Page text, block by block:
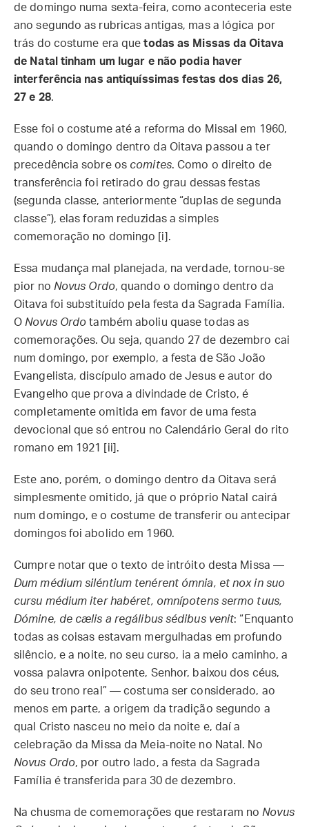
de domingo numa sexta-feira, como aconteceria este
ano segundo as rubricas antigas, mas a lógica por
trás do costume era quetodas as Missas da Oitava
de Natal tinham um lugar e não podia haver
interferência nas antiquíssimas festas dos dias 26,
27 e 28.
Esse foi o costume até a reforma do Missal em 1960,
quando o domingo dentro da Oitava passou a ter
precedência sobre os comites. Como o direito de
transferência foi retirado do grau dessas festas
(segunda classe, anteriormente “duplas de segunda
classe”), elas foram reduzidas a simples
comemoração no domingo [i].
Essa mudança mal planejada, na verdade, tornou-se
pior no Novus Ordo, quando o domingo dentro da
Oitava foi substituído pela festa da Sagrada Família.
O Novus Ordo também aboliu quase todas as
comemorações. Ou seja, quando 27 de dezembro cai
num domingo, por exemplo, a festa de São João
Evangelista, discípulo amado de Jesus e autor do
Evangelho que prova a divindade de Cristo, é
completamente omitida em favor de uma festa
devocional que só entrou no Calendário Geral do rito
romano em 1921 [ii].
Este ano, porém, o domingo dentro da Oitava será
simplesmente omitido, já que o próprio Natal cairá
num domingo, e o costume de transferir ou antecipar
domingos foi abolido em 1960.
Cumpre notar que o texto de intróito desta Missa —
Dum médium siléntium tenérent ómnia, et nox in suo
cursu médium iter habéret, omnípotens sermo tuus,
Dómine, de cælis a regálibus sédibus venit: “Enquanto
todas as coisas estavam mergulhadas em profundo
silêncio, e a noite, no seu curso, ia a meio caminho, a
vossa palavra onipotente, Senhor, baixou dos céus,
do seu trono real” — costuma ser considerado, ao
menos em parte, a origem da tradição segundo a
qual Cristo nasceu no meio da noite e, daí a
celebração da Missa da Meia-noite no Natal. No
Novus Ordo, por outro lado, a festa da Sagrada
Família é transferida para 30 de dezembro.
Na chusma de comemorações que restaram no Novus